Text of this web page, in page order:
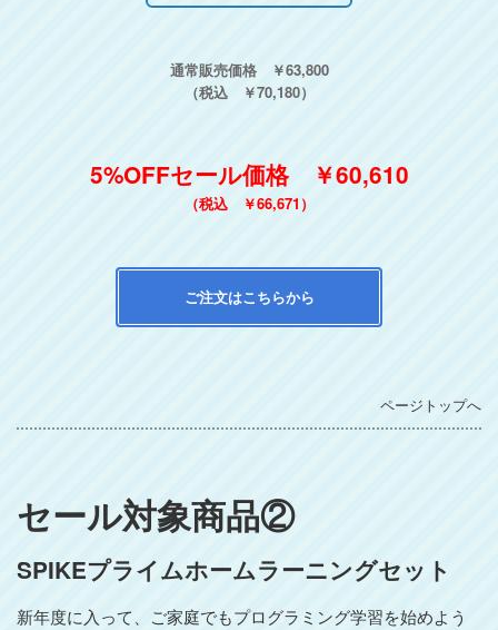
通常販売価格 ￥63,800
（税込 ￥70,180）
5%OFFセール価格 ￥60,610
（税込 ￥66,671）
ご注文はこちらから
ページトップへ
セール対象商品②
SPIKEプライムホームラーニングセット
新年度に入って、ご家庭でもプログラミング学習を始めよう